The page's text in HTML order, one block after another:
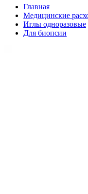
Главная
Медицинские
Иглы одноразовые
Для биопсии